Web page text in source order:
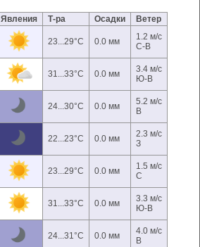
Явления Т-ра Осадки Ветер
23...29°C 0.0 мм
1.2 м/с
С-В
31...33°C 0.0 мм
3.4 м/с
Ю-В
24...30°C 0.0 мм
5.2 м/с
В
22...23°C 0.0 мм
2.3 м/с
З
23...29°C 0.0 мм
1.5 м/с
С
31...33°C 0.0 мм
3.3 м/с
Ю-В
24...31°C 0.0 мм
4.0 м/с
В